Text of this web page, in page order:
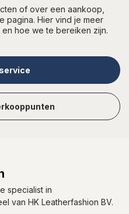
of over een aankoop,
pagina. Hier vind je meer
hoe we te bereiken zijn.
specialist in
van HK Leatherfashion BV.